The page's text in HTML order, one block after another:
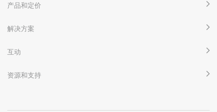
产品和定价
解决方案
互动
资源和支持